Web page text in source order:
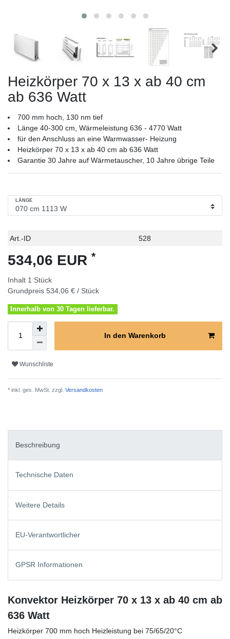
Heizkörper 70 x 13 x ab 40 cm
ab 636 Watt
700 mm hoch, 130 nm tief
Länge 40-300 cm, Wärmeleistung 636 - 4770 Watt
für den Anschluss an eine Warmwasser- Heizung
Heizkörper 70 x 13 x ab 40 cm ab 636 Watt
Garantie 30 Jahre auf Wärmetauscher, 10 Jahre übrige Teile
LÄNGE
Technisches
Wert
Art.-ID 528
534,06 EUR *
Inhalt 1 Stück
Grundpreis 534,06 € / Stück
Innerhalb von 30 Tagen lieferbar.
In den Warenkorb
Wunschliste
* inkl. ges. MwSt. zzgl. Versandkosten
Beschreibung
Technische Daten
Weitere Details
EU-Verantwortlicher
GPSR Informationen
Konvektor Heizkörper 70 x 13 x ab 40 cm ab
636 Watt
Heizkörper 700 mm hoch Heizleistung bei 75/65/20°C